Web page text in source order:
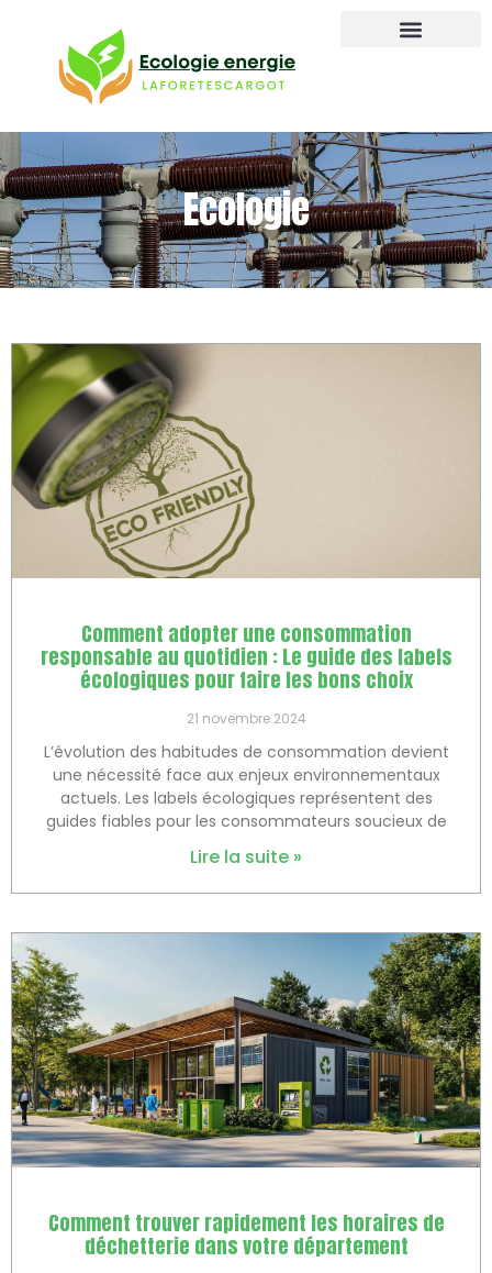
Ecologie
Comment adopter une consommation
responsable au quotidien : Le guide des labels
écologiques pour faire les bons choix
21 novembre 2024
L’évolution des habitudes de consommation devient
une nécessité face aux enjeux environnementaux
actuels. Les labels écologiques représentent des
guides fiables pour les consommateurs soucieux de
Lire la suite »
Comment trouver rapidement les horaires de
déchetterie dans votre département